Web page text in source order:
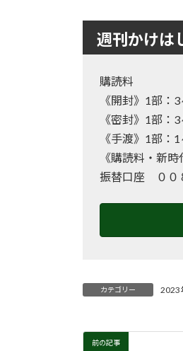
週刊かけは
購読料
《開封》1部
《密封》1部：
《手渡》1部：
《購読料・新時
振替口座 ００
カテゴリー 2023
前の記事